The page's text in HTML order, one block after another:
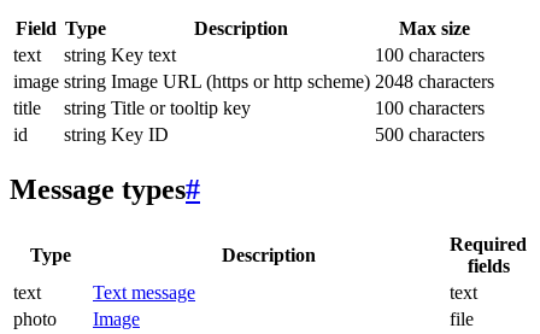
Field Type Description
Max size
text
string Key text
100 characters
image string Image URL (https or http scheme) 2048 characters
title
string Title or tooltip key
100 characters
id
string Key ID 500 characters
Message types#
Type Description
Required
fields
text
Text message
text
photo
Image
file